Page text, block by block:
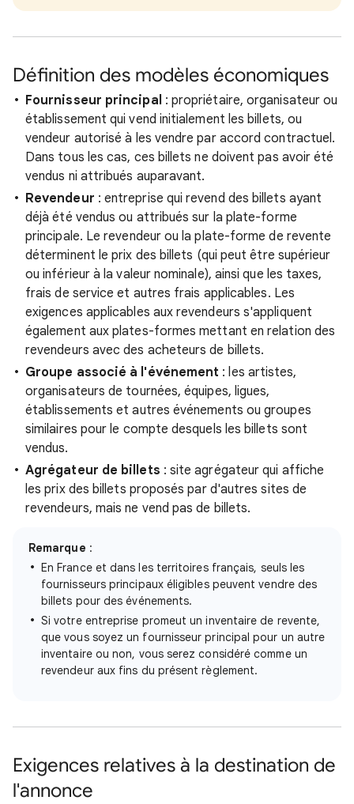
Définition des modèles économiques
Fournisseur principal : propriétaire, organisateur ou
établissement qui vend initialement les billets, ou
vendeur autorisé à les vendre par accord contractuel.
Dans tous les cas, ces billets ne doivent pas avoir été
vendus ni attribués auparavant.
Revendeur : entreprise qui revend des billets ayant
déjà été vendus ou attribués sur la plate-forme
principale. Le revendeur ou la plate-forme de revente
déterminent le prix des billets (qui peut être supérieur
ou inférieur à la valeur nominale), ainsi que les taxes,
frais de service et autres frais applicables. Les
exigences applicables aux revendeurs s'appliquent
également aux plates-formes mettant en relation des
revendeurs avec des acheteurs de billets.
Groupe associé à l'événement : les artistes,
organisateurs de tournées, équipes, ligues,
établissements et autres événements ou groupes
similaires pour le compte desquels les billets sont
vendus.
Agrégateur de billets : site agrégateur qui affiche
les prix des billets proposés par d'autres sites de
revendeurs, mais ne vend pas de billets.
Remarque :
En France et dans les territoires français, seuls les
fournisseurs principaux éligibles peuvent vendre des
billets pour des événements.
Si votre entreprise promeut un inventaire de revente,
que vous soyez un fournisseur principal pour un autre
inventaire ou non, vous serez considéré comme un
revendeur aux fins du présent règlement.
Exigences relatives à la destination de
l'annonce